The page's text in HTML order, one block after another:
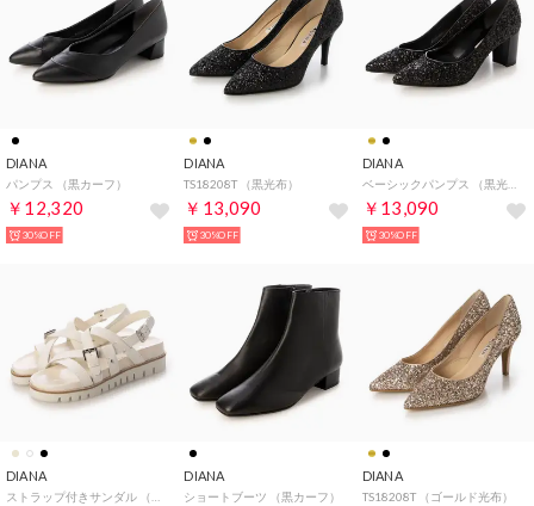
DIANA
パンプス （黒カーフ）
￥12,320
30%OFF
DIANA
TS18208T （黒光布）
￥13,090
30%OFF
DIANA
ベーシックパンプス （黒光布）
￥13,090
30%OFF
DIANA DIANA
ショートブーツ （黒カーフ）
DIANA
TS18208T （ゴールド光布）